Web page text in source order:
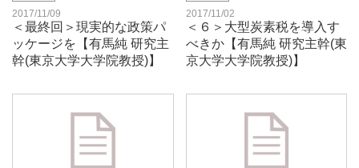
2017/11/09
＜最終回＞現実的な政策パ
ッケージを【有馬純 研究主
幹(東京大学大学院教授)】
2017/11/02
＜６＞大型炭素税を導入す
べきか【有馬純 研究主幹(東
京大学大学院教授)】